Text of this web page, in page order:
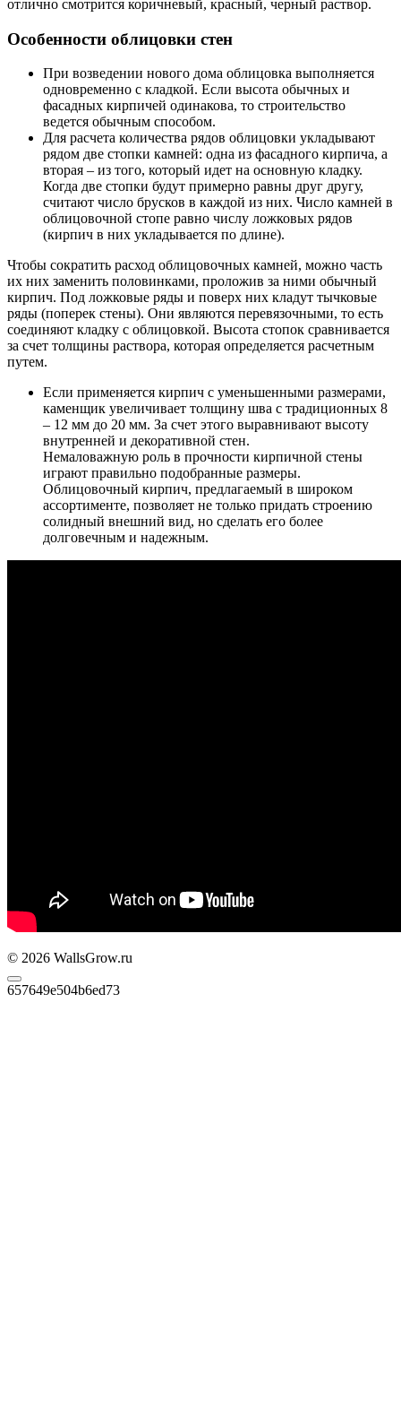
отлично смотрится коричневый, красный, черный раствор.
Особенности облицовки стен
При возведении нового дома облицовка выполняется
одновременно с кладкой. Если высота обычных и
фасадных кирпичей одинакова, то строительство
ведется обычным способом.
Для расчета количества рядов облицовки укладывают
рядом две стопки камней: одна из фасадного кирпича, а
вторая – из того, который идет на основную кладку.
Когда две стопки будут примерно равны друг другу,
считают число брусков в каждой из них. Число камней в
облицовочной стопе равно числу ложковых рядов
(кирпич в них укладывается по длине).
Чтобы сократить расход облицовочных камней, можно часть
их них заменить половинками, проложив за ними обычный
кирпич. Под ложковые ряды и поверх них кладут тычковые
ряды (поперек стены). Они являются перевязочными, то есть
соединяют кладку с облицовкой. Высота стопок сравнивается
за счет толщины раствора, которая определяется расчетным
путем.
Если применяется кирпич с уменьшенными размерами,
каменщик увеличивает толщину шва с традиционных 8
– 12 мм до 20 мм. За счет этого выравнивают высоту
внутренней и декоративной стен.
Немаловажную роль в прочности кирпичной стены
играют правильно подобранные размеры.
Облицовочный кирпич, предлагаемый в широком
ассортименте, позволяет не только придать строению
солидный внешний вид, но сделать его более
долговечным и надежным.
© 2026 WallsGrow.ru
657649e504b6ed73